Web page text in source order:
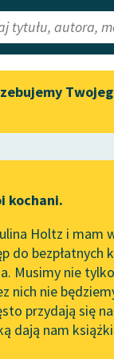
Lektury
redakcyjne w
kochani.
Holtz i mam
do bezpłatnych
Musimy nie
nich nie
przydają się
dają nam
kij
Pan